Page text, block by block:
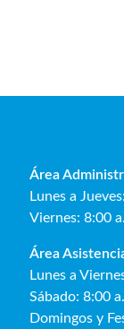
Área
Lunes a
Viernes: 8:00
Área
Lunes a
Sábado: 8:00
Domingos y